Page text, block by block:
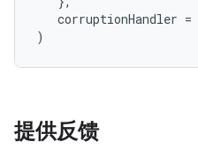
corruptionHandler =
)
提供反馈